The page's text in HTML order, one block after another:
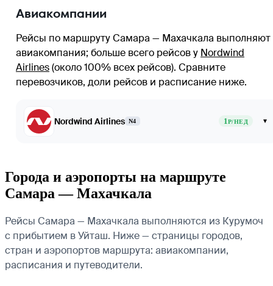
Авиакомпании
Рейсы по маршруту Самара — Махачкала выполняют
авиакомпания; больше всего рейсов у Nordwind
Airlines(около 100% всех рейсов). Сравните
перевозчиков, доли рейсов и расписание ниже.
Nordwind Airlines N4 1Р/НЕД ▾
Города и аэропорты на маршруте
Самара — Махачкала
Рейсы Самара — Махачкала выполняются из Курумоч
с прибытием в Уйташ. Ниже — страницы городов,
стран и аэропортов маршрута: авиакомпании,
расписания и путеводители.